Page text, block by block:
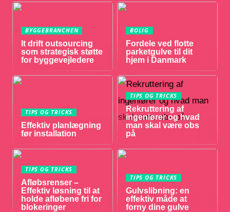
BYGGEBRANCHEN
It drift outsourcing
som strategisk støtte
for byggevejledere
BOLIG
Fordele ved flotte
parketgulve til dit
hjem i Danmark
TIPS OG TRICKS
Effektiv planlægning
før installation
TIPS OG TRICKS
Rekruttering af
ingeniører og hvad
man skal være obs
på
TIPS OG TRICKS
Afløbsrenser –
Effektiv løsning til at
holde afløbene fri for
blokeringer
TIPS OG TRICKS
Gulvslibning: en
effektiv måde at
forny dine gulve